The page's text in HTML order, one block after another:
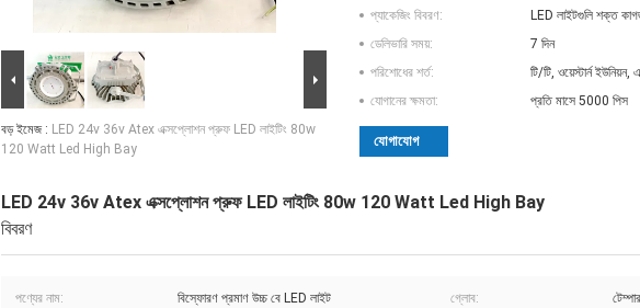
বড় ইমেজ : LED 24v 36v Atex এক্সপ্লোশন প্রুফ LED লাইটিং 80w
120 Watt Led High Bay
প্যাকেজিং বিবরণ:
LED লাইটগুলি শক্ত
ডেলিভারি সময়:
7 দিন
পরিশোধের শর্ত:
টি/টি, ওয়েস্টার্ন ইউনিয়ন,
যোগানের ক্ষমতা:
প্রতি মাসে 5000 পিস
যোগাযোগ
LED 24v 36v Atex এক্সপ্লোশন প্রুফ LED লাইটিং 80w 120 Watt Led High Bay
বিবরণ
পণ্যের নাম: বিস্ফোরণ প্রমাণ উচ্চ বে LED লাইট গ্লোব: